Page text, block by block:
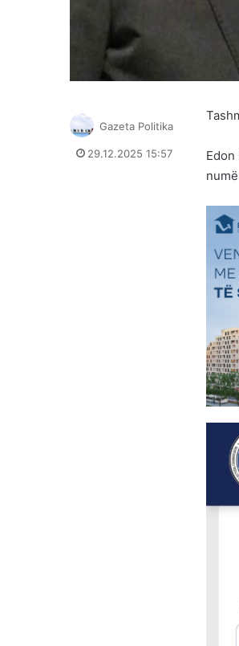
Gazeta Politika
29.12.2025 15:57